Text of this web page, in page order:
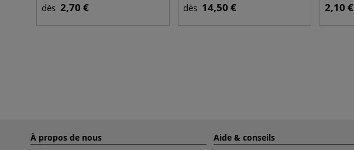
dès 2,70 € dès 14,50 € 2,10 €
À propos de nous
Aide & conseils